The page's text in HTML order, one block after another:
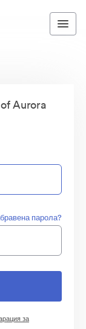
Aurora
парола?
за